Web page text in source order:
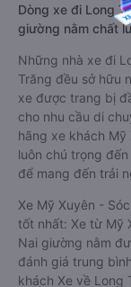
Dòng xe đi Long
giường nằm chất
Những nhà xe đi
Trăng đều sở hữu
xe được trang bị
cho nhu cầu di
hãng xe khách
luôn chú trọng
để mang đến trải
Xe Mỹ Xuyên -
tốt nhất: Xe từ Mỹ
Nai giường nằm
đánh giá trung
khách Xe về Long